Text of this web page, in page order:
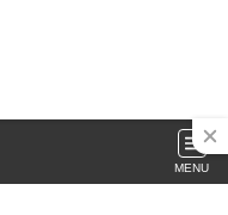
MENU